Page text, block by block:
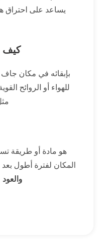
يساعد على
كيف
بإبقائه في مكان
للهواء أو الروائح
هو مادة أو طريقة
المكان لفترة أطول بعد
والعود